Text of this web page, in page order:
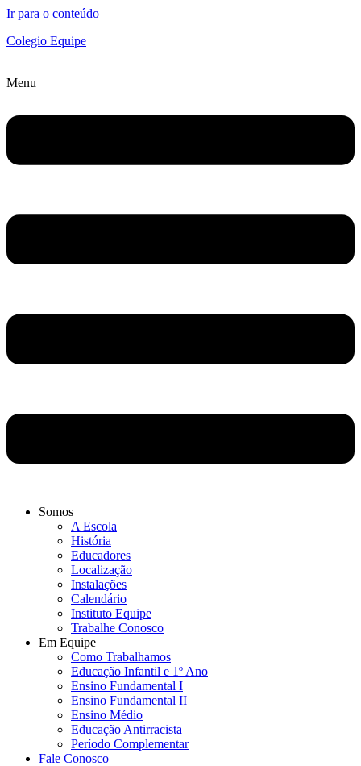
Ir para o conteúdo
Colegio Equipe
Menu
Somos
A Escola
História
Educadores
Localização
Instalações
Calendário
Instituto Equipe
Trabalhe Conosco
Em Equipe
Como Trabalhamos
Educação Infantil e 1º Ano
Ensino Fundamental I
Ensino Fundamental II
Ensino Médio
Educação Antirracista
Período Complementar
Fale Conosco